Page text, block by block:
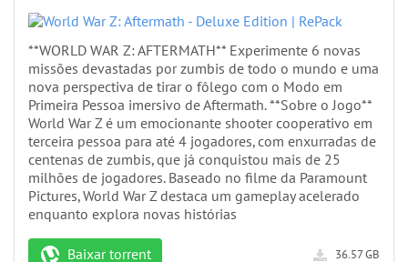
**WORLD WAR Z: AFTERMATH** Experimente 6 novas
missões devastadas por zumbis de todo o mundo e uma
nova perspectiva de tirar o fôlego com o Modo em
Primeira Pessoa imersivo de Aftermath. **Sobre o Jogo**
World War Z é um emocionante shooter cooperativo em
terceira pessoa para até 4 jogadores, com enxurradas de
centenas de zumbis, que já conquistou mais de 25
milhões de jogadores. Baseado no filme da Paramount
Pictures, World War Z destaca um gameplay acelerado
enquanto explora novas histórias
Baixar torrent 36.57 GB